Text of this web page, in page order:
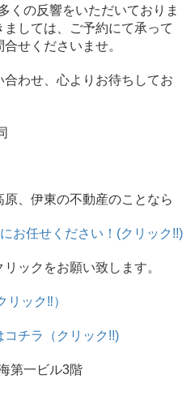
くの反響をいただいておりま
しては、ご予約にて承って
せくださいませ。
わせ、心よりお待ちしてお
、伊東の不動産のことなら
お任せください！(クリック!!)
ックをお願い致します。
ック‼）
チラ（クリック!!)
第一ビル3階